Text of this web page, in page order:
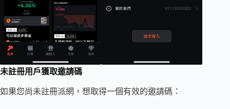
未註冊用戶獲取邀請碼
如果您尚未註冊派網，想取得一個有效的邀請碼：